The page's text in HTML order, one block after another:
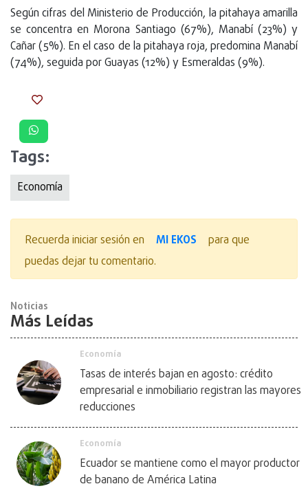
Según cifras del Ministerio de Producción, la pitahaya amarilla
se concentra en Morona Santiago (67%), Manabí (23%) y
Cañar (5%). En el caso de la pitahaya roja, predomina Manabí
(74%), seguida por Guayas (12%) y Esmeraldas (9%).
Tags:
Economía
Recuerda iniciar sesión en MI EKOS
para que
puedas dejar tu comentario.
Noticias
Más Leídas
Economía
Tasas de interés bajan en agosto: crédito
empresarial e inmobiliario registran las mayores
reducciones
Economía
Ecuador se mantiene como el mayor productor
de banano de América Latina